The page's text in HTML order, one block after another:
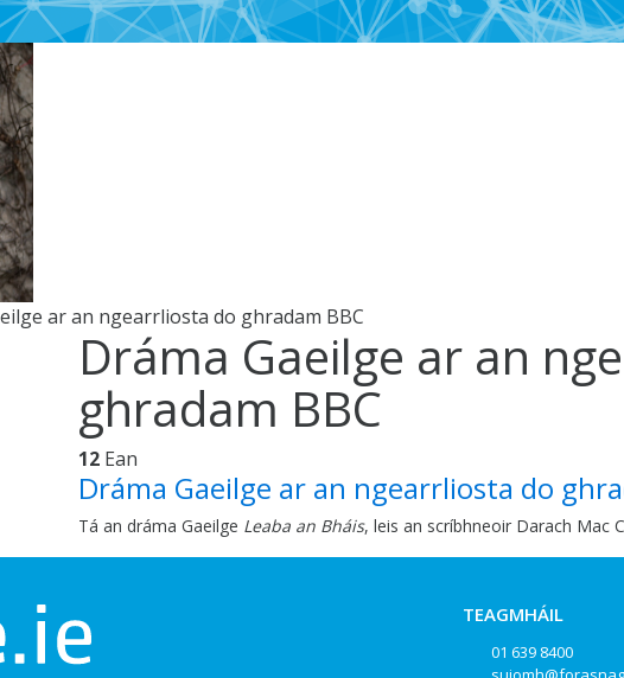
ar an ngearrliosta do ghradam BBC
Dráma Gaeilge ar an
ghradam BBC
12 Ean
Dráma Gaeilge ar an ngearrliosta do
Tá an dráma Gaeilge Leaba an Bháis, leis an scríbhneoir Darach Mac
TEAGMHÁIL
01 639 8400